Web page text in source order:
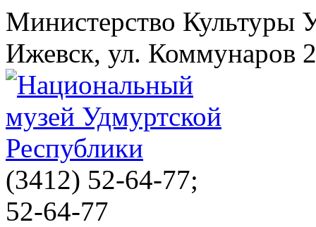
Министерство Культуры
Ижевск, ул. Коммунаров
(3412) 52-64-77;
52-64-77